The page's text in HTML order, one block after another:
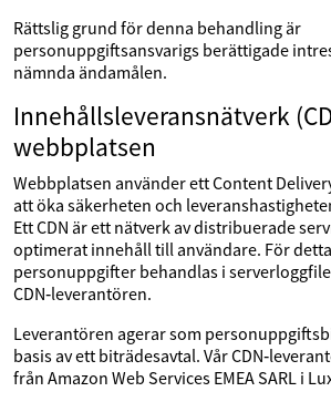
Rättslig grund för denna behandling är
personuppgiftsansvarigs berättigade
nämnda ändamålen.
Innehållsleveransnätverk
webbplatsen
Webbplatsen använder ett Content
att öka säkerheten och
Ett CDN är ett nätverk av distribuerade
optimerat innehåll till användare. För
personuppgifter behandlas i
CDN‑leverantören.
Leverantören agerar som
basis av ett biträdesavtal. Vår
från Amazon Web Services EMEA SARL i